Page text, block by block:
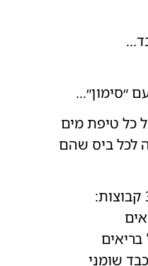
״סימון״…
כל טיפת מים
לכל ביס שהם